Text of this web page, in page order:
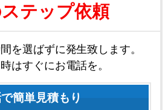
テップ依頼
を選ばずに発生致します。
はすぐにお電話を。
簡単見積もり